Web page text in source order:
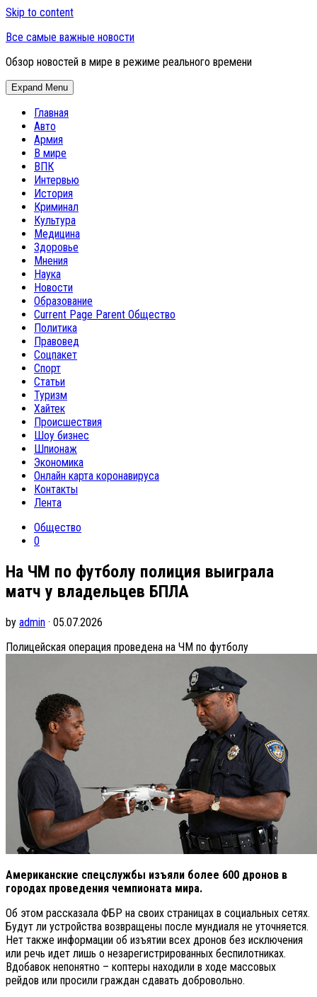
Skip to content
Все самые важные новости
Обзор новостей в мире в режиме реального времени
Expand Menu
Главная
Авто
Армия
В мире
ВПК
Интервью
История
Криминал
Культура
Медицина
Здоровье
Мнения
Наука
Новости
Образование
Current Page Parent Общество
Политика
Правовед
Соцпакет
Спорт
Статьи
Туризм
Хайтек
Происшествия
Шоу бизнес
Шпионаж
Экономика
Онлайн карта коронавируса
Контакты
Лента
Общество
0
На ЧМ по футболу полиция выиграла
матч у владельцев БПЛА
by admin · 05.07.2026
Полицейская операция проведена на ЧМ по футболу
Американские спецслужбы изъяли более 600 дронов в
городах проведения чемпионата мира.
Об этом рассказала ФБР на своих страницах в социальных сетях.
Будут ли устройства возвращены после мундиаля не уточняется.
Нет также информации об изъятии всех дронов без исключения
или речь идет лишь о незарегистрированных беспилотниках.
Вдобавок непонятно – коптеры находили в ходе массовых
рейдов или просили граждан сдавать добровольно.